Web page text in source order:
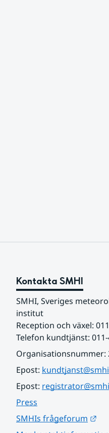
Kontakta SMHI
SMHI, Sveriges
institut
Reception och växel:
Telefon kundtjänst:
Organisationsnummer:
Epost:
Epost:
Press
SMHIs frågeforum